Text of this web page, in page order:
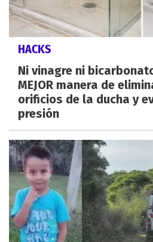
HACKS
Ni vinagre ni
MEJOR manera de
orificios de la ducha y
presión